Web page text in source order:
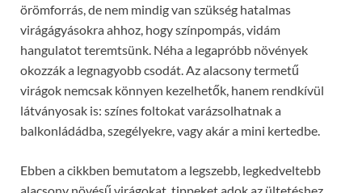
örömforrás, de nem mindig van szükség hatalmas
virágágyásokra ahhoz, hogy színpompás, vidám
hangulatot teremtsünk. Néha a legapróbb növények
okozzák a legnagyobb csodát. Az alacsony termetű
virágok nemcsak könnyen kezelhetők, hanem rendkívül
látványosak is: színes foltokat varázsolhatnak a
balkonládádba, szegélyekre, vagy akár a mini kertedbe.
Ebben a cikkben bemutatom a legszebb, legkedveltebb